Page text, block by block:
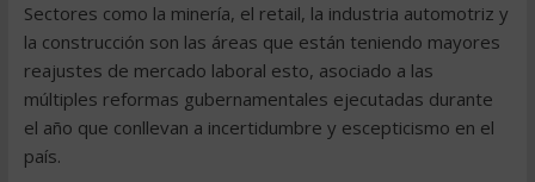
Sectores como la minería, el retail, la industria automotriz y
la construcción son las áreas que están teniendo mayores
reajustes de mercado laboral esto, asociado a las
múltiples reformas gubernamentales ejecutadas durante
el año que conllevan a incertidumbre y escepticismo en el
país.